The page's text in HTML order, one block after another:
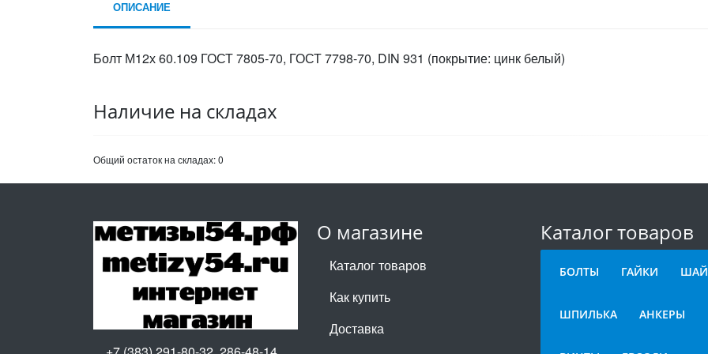
ОПИСАНИЕ
Болт М12х 60.109 ГОСТ 7805-70, ГОСТ 7798-70, DIN 931 (покрытие: цинк белый)
Наличие на складах
Общий остаток на складах:0
О магазине
Каталог товаров
Как купить
Доставка
Каталог товаров
БОЛТЫ ГАЙКИ
ШПИЛЬКА АНКЕРЫ